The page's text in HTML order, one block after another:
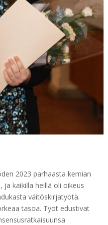
2023 parhaasta kemian
kaikilla heillä oli oikeus
väitöskirjatyötä.
tasoa. Työt edustivat